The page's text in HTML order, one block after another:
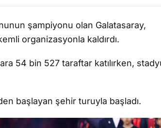
şampiyonu olan Galatasaray,
organizasyonla kaldırdı.
54 bin 527 taraftar katılırken,
başlayan şehir turuyla başladı.